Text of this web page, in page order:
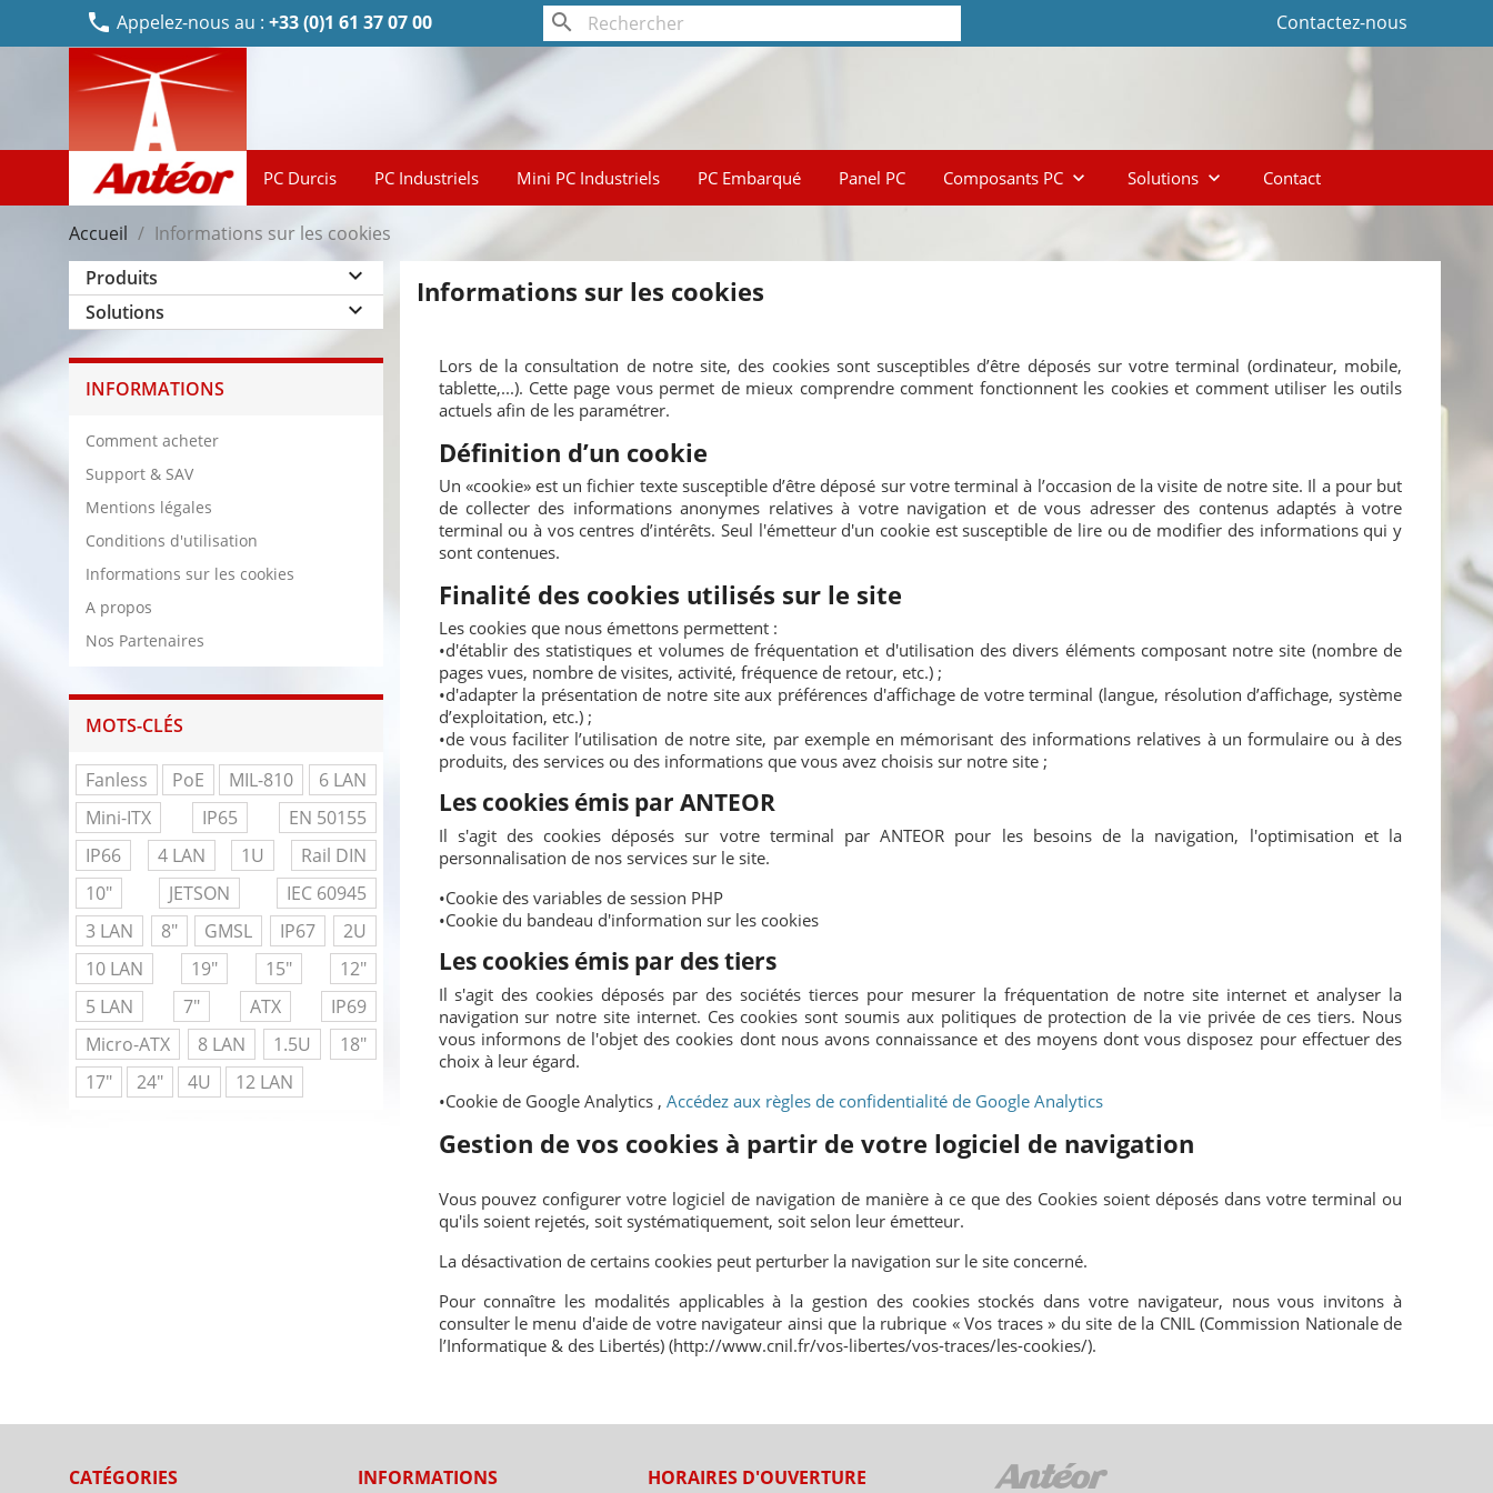
phone Appelez-nous au : +33 (0)1 61 37 07 00 search Contactez-nous
PC Durcis PC Industriels Mini PC Industriels PC Embarqué Panel PC Composants PC keyboard_arrow_down Solutions keyboard_arrow_down Contact
Accueil
Informations sur les cookies
Produits
keyboard_arrow_down
Solutions keyboard_arrow_down
INFORMATIONS
Comment acheter
Support & SAV
Mentions légales
Conditions d'utilisation
Informations sur les cookies
A propos
Nos Partenaires
MOTS-CLÉS
Fanless PoE MIL-810
6 LAN
Mini-ITX
IP65
EN 50155
IP66
4 LAN 1U
Rail DIN
10"
JETSON
IEC 60945
3 LAN
8" GMSL IP67
2U
10 LAN
19" 15"
12"
5 LAN
7" ATX
IP69
Micro-ATX
8 LAN 1.5U
18"
17"
24" 4U 12 LAN
Informations sur les cookies
Lors de la consultation de notre site, des cookies sont susceptibles d’être déposés sur votre terminal (ordinateur, mobile,
tablette,...). Cette page vous permet de mieux comprendre comment fonctionnent les cookies et comment utiliser les outils
actuels afin de les paramétrer.
Définition d’un cookie
Un «cookie» est un fichier texte susceptible d’être déposé sur votre terminal à l’occasion de la visite de notre site. Il a pour but
de collecter des informations anonymes relatives à votre navigation et de vous adresser des contenus adaptés à votre
terminal ou à vos centres d’intérêts. Seul l'émetteur d'un cookie est susceptible de lire ou de modifier des informations qui y
sont contenues.
Finalité des cookies utilisés sur le site
Les cookies que nous émettons permettent :
•d'établir des statistiques et volumes de fréquentation et d'utilisation des divers éléments composant notre site (nombre de
pages vues, nombre de visites, activité, fréquence de retour, etc.) ;
•d'adapter la présentation de notre site aux préférences d'affichage de votre terminal (langue, résolution d’affichage, système
d’exploitation, etc.) ;
•de vous faciliter l’utilisation de notre site, par exemple en mémorisant des informations relatives à un formulaire ou à des
produits, des services ou des informations que vous avez choisis sur notre site ;
Les cookies émis par ANTEOR
Il s'agit des cookies déposés sur votre terminal par ANTEOR pour les besoins de la navigation, l'optimisation et la
personnalisation de nos services sur le site.
•Cookie des variables de session PHP
•Cookie du bandeau d'information sur les cookies
Les cookies émis par des tiers
Il s'agit des cookies déposés par des sociétés tierces pour mesurer la fréquentation de notre site internet et analyser la
navigation sur notre site internet. Ces cookies sont soumis aux politiques de protection de la vie privée de ces tiers. Nous
vous informons de l'objet des cookies dont nous avons connaissance et des moyens dont vous disposez pour effectuer des
choix à leur égard.
•Cookie de Google Analytics , Accédez aux règles de confidentialité de Google Analytics
Gestion de vos cookies à partir de votre logiciel de navigation
Vous pouvez configurer votre logiciel de navigation de manière à ce que des Cookies soient déposés dans votre terminal ou
qu'ils soient rejetés, soit systématiquement, soit selon leur émetteur.
La désactivation de certains cookies peut perturber la navigation sur le site concerné.
Pour connaître les modalités applicables à la gestion des cookies stockés dans votre navigateur, nous vous invitons à
consulter le menu d'aide de votre navigateur ainsi que la rubrique « Vos traces » du site de la CNIL (Commission Nationale de
l’Informatique & des Libertés) (http://www.cnil.fr/vos-libertes/vos-traces/les-cookies/).
CATÉGORIES INFORMATIONS HORAIRES D'OUVERTURE